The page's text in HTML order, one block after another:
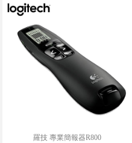
羅技 專業簡報器R800